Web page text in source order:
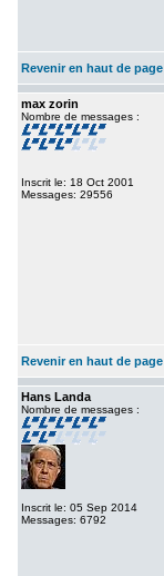
Revenir en haut de page
max zorin
Nombre de messages :
Inscrit le: 18 Oct 2001
Messages: 29556
Revenir en haut de page
Hans Landa
Nombre de messages :
Inscrit le: 05 Sep 2014
Messages: 6792